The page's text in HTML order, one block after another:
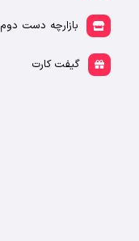
بازارچه دست دوم
گیفت کارت